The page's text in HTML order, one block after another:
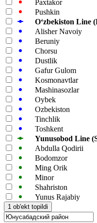
Paxtakor
Pushkin
Oʻzbekiston Line
Alisher Navoiy
Beruniy
Chorsu
Dustlik
Gafur Gulom
Kosmonavtlar
Mashinasozlar
Oybek
Ozbekiston
Tinchlik
Toshkent
Yunusobod Line
Abdulla Qodirii
Bodomzor
Ming Orik
Minor
Shahriston
Yunus Rajabiy